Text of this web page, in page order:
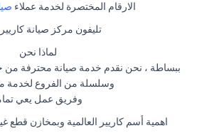
الارقام المختصرة لخدمة عملاء
تليفون مركز صيانة كاريير
لماذا نحن
ببساطة ، نحن نقدم خدمة صيانة محترفة من
وسلسلة من الفروع لخدمة
وفريق عمل يعي
اهمية أسم كاريير العالمية وبمخازن قطع